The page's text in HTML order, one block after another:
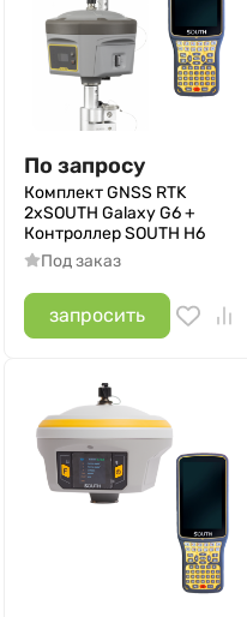
По запросу
Комплект GNSS RTK
2xSOUTH Galaxy G6 +
Контроллер SOUTH H6
Под заказ
запросить